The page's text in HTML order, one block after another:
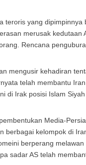
teroris yang
merusak kedutaan
Rencana
mengusir kehadiran
telah membantu
di Irak posisi Islam Siyah
Media-
berbagai kelompok di
berperang
sadar AS telah